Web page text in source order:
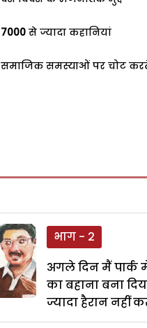
7000 से ज्यादा कहानियां
समाजिक समस्याओं पर चोट
भाग - 2
अगले दिन मैं पार्क
का बहाना बना
ज्यादा हैरान नहीं